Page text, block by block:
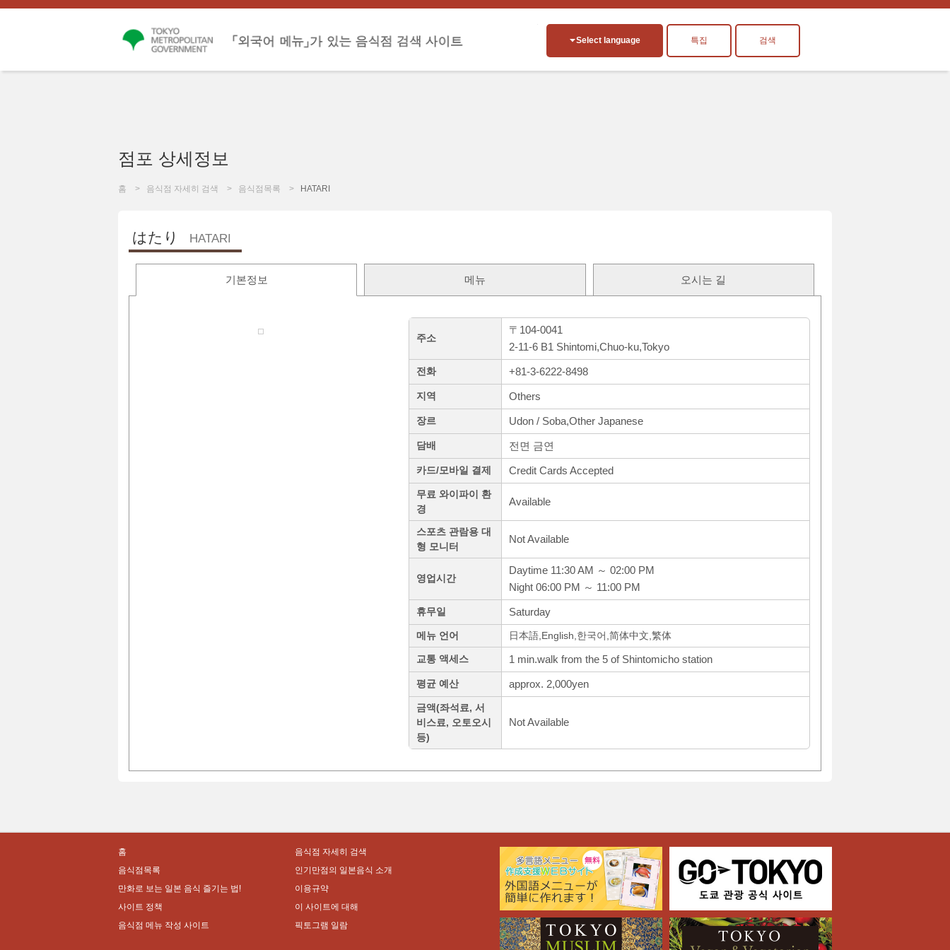
Select language 특집 검색
점포 상세정보
홈 음식점 자세히 검색 음식점목록 HATARI
はたり HATARI
기본정보 메뉴 오시는 길
주소
〒104-0041
2-11-6 B1 Shintomi,Chuo-ku,Tokyo
전화 +81-3-6222-8498
지역 Others
장르 Udon / Soba,Other Japanese
담배 전면 금연
카드/모바일 결제 Credit Cards Accepted
무료 와이파이 환
경
Available
스포츠 관람용 대
형 모니터
Not Available
영업시간
Daytime 11:30 AM ～ 02:00 PM
Night 06:00 PM ～ 11:00 PM
휴무일 Saturday
메뉴 언어 日本語,English,한국어,简体中文,繁体
교통 액세스 1 min.walk from the 5 of Shintomicho station
평균 예산 approx. 2,000yen
금액(좌석료, 서
비스료, 오토오시
등)
Not Available
홈
음식점 자세히 검색
음식점목록
인기만점의 일본음식 소개
만화로 보는 일본 음식 즐기는 법!
이용규약
사이트 정책
이 사이트에 대해
음식점 메뉴 작성 사이트
픽토그램 일람